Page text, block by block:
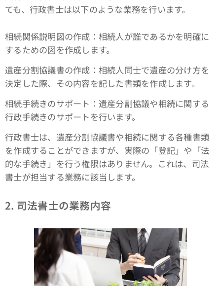
ても、行政書士は以下のような業務を行います。
相続関係説明図の作成：相続人が誰であるかを明確に
するための図を作成します。
遺産分割協議書の作成：相続人同士で遺産の分け方を
決定した際、その内容を記した書類を作成します。
相続手続きのサポート：遺産分割協議や相続に関する
行政手続きのサポートを行います。
行政書士は、遺産分割協議書や相続に関する各種書類
を作成することができますが、実際の「登記」や「法
的な手続き」を行う権限はありません。これは、司法
書士が担当する業務に該当します。
2. 司法書士の業務内容